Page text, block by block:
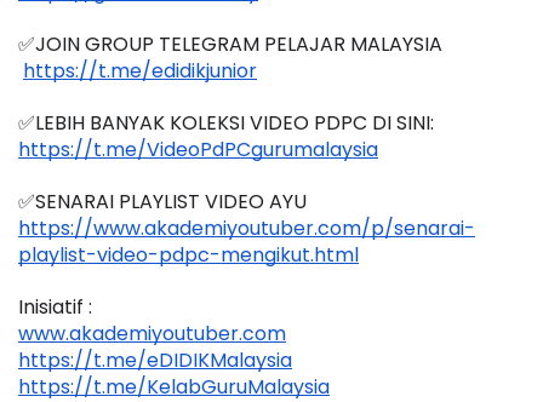
✅JOIN GROUP TELEGRAM PELAJAR MALAYSIA
https://t.me/edidikjunior
✅LEBIH BANYAK KOLEKSI VIDEO PDPC DI SINI:
https://t.me/VideoPdPCgurumalaysia
✅SENARAI PLAYLIST VIDEO AYU
https://www.akademiyoutuber.com/p/senarai-
playlist-video-pdpc-mengikut.html
Inisiatif :
www.akademiyoutuber.com
https://t.me/eDIDIKMalaysia
https://t.me/KelabGuruMalaysia